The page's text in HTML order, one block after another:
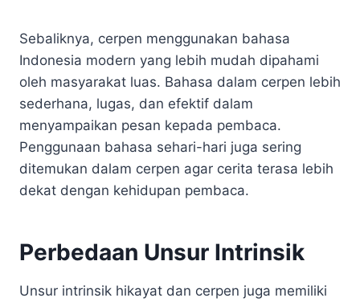
Sebaliknya, cerpen menggunakan bahasa
Indonesia modern yang lebih mudah dipahami
oleh masyarakat luas. Bahasa dalam cerpen lebih
sederhana, lugas, dan efektif dalam
menyampaikan pesan kepada pembaca.
Penggunaan bahasa sehari-hari juga sering
ditemukan dalam cerpen agar cerita terasa lebih
dekat dengan kehidupan pembaca.
Perbedaan Unsur Intrinsik
Unsur intrinsik hikayat dan cerpen juga memiliki